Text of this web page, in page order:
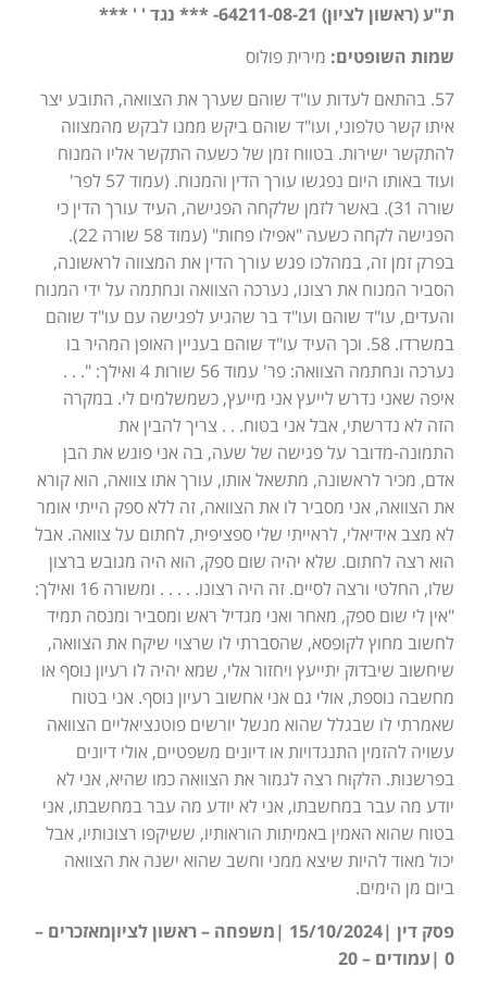
ת"ע (ראשון לציון) 64211-08-21- *** נגד ' ' ***
שמות השופטים: מירית פולוס
57. בהתאם לעדות עו"ד שוהם שערך את הצוואה, התובע יצר
איתו קשר טלפוני, ועו"ד שוהם ביקש ממנו לבקש מהמצווה
להתקשר ישירות. בטווח זמן של כשעה התקשר אליו המנוח
ועוד באותו היום נפגשו עורך הדין והמנוח. (עמוד 57 לפר'
שורה 31). באשר לזמן שלקחה הפגישה, העיד עורך הדין כי
הפגישה לקחה כשעה "אפילו פחות" (עמוד 58 שורה 22).
בפרק זמן זה, במהלכו פגש עורך הדין את המצווה לראשונה,
הסביר המנוח את רצונו, נערכה הצוואה ונחתמה על ידי המנוח
והעדים, עו"ד שוהם ועו"ד בר שהגיע לפגישה עם עו"ד שוהם
במשרדו. 58. וכך העיד עו"ד שוהם בעניין האופן המהיר בו
נערכה ונחתמה הצוואה: פר' עמוד 56 שורות 4 ואילך: ". . .
איפה שאני נדרש לייעץ אני מייעץ, כשמשלמים לי. במקרה
הזה לא נדרשתי, אבל אני בטוח. . . צריך להבין את
התמונה-מדובר על פגישה של שעה, בה אני פוגש את הבן
אדם, מכיר לראשונה, מתשאל אותו, עורך אתו צוואה, הוא קורא
את הצוואה, אני מסביר לו את הצוואה, זה ללא ספק הייתי אומר
לא מצב אידיאלי, לראייתי שלי ספציפית, לחתום על צוואה. אבל
הוא רצה לחתום. שלא יהיה שום ספק, הוא היה מגובש ברצון
שלו, החלטי ורצה לסיים. זה היה רצונו. . . . . ומשורה 16 ואילך:
"אין לי שום ספק, מאחר ואני מגדיל ראש ומסביר ומנסה תמיד
לחשוב מחוץ לקופסא, שהסברתי לו שרצוי שיקח את הצוואה,
שיחשוב שיבדוק יתייעץ ויחזור אלי, שמא יהיה לו רעיון נוסף או
מחשבה נוספת, אולי גם אני אחשוב רעיון נוסף. אני בטוח
שאמרתי לו שבגלל שהוא מנשל יורשים פוטנציאליים הצוואה
עשויה להזמין התנגדויות או דיונים משפטיים, אולי דיונים
בפרשנות. הלקוח רצה לגמור את הצוואה כמו שהיא, אני לא
יודע מה עבר במחשבתו, אני לא יודע מה עבר במחשבתו, אני
בטוח שהוא האמין באמיתות הוראותיו, ששיקפו רצונותיו, אבל
יכול מאוד להיות שיצא ממני וחשב שהוא ישנה את הצוואה
ביום מן הימים.
פסק דין |15/10/2024 |משפחה – ראשון לציוןמאזכרים –
0 |עמודים – 20